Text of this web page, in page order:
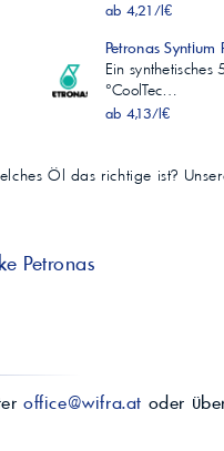
ab 4,21/l€
Petronas Syntium
Ein
°CoolTec…
ab 4,13/l€
Öl das richtige ist?
Petronas
office@wifra.at oder